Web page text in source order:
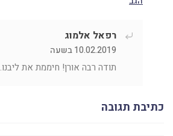
רפאל אלמוג
10.02.2019 בשעה
תודה רבה אורן! חיממת את ליבנו.
כתיבת תגובה